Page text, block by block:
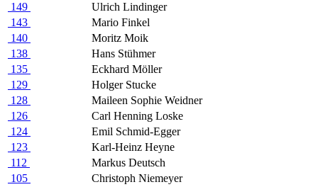
149
Ulrich Lindinger
143
Mario Finkel
140
Moritz Moik
138
Hans Stühmer
135
Eckhard Möller
129
Holger Stucke
128
Maileen Sophie Weidner
126
Carl Henning Loske
124
Emil Schmid-Egger
123
Karl-Heinz Heyne
112
Markus Deutsch
105
Christoph Niemeyer